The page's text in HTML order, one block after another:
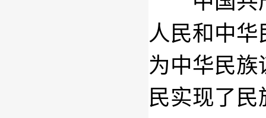
人民和中
为中华民
民实现了